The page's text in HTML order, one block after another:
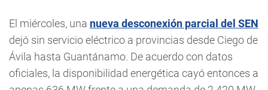
El miércoles, una nueva desconexión parcial del SEN
dejó sin servicio eléctrico a provincias desde Ciego de
Ávila hasta Guantánamo. De acuerdo con datos
oficiales, la disponibilidad energética cayó entonces a